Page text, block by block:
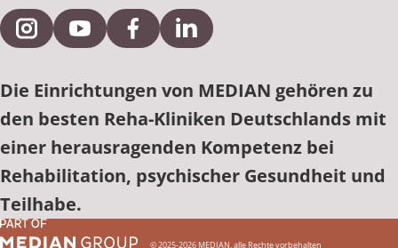
Externe Verlinkung zu Instagram
Externe Verlinkung zu YouTube
Externe Verlinkung zu Facebook
Externe Verlinkung zu
Die Einrichtungen von MEDIAN gehören zu
den besten Reha-Kliniken Deutschlands mit
einer herausragenden Kompetenz bei
Rehabilitation, psychischer Gesundheit und
Teilhabe.
© 2025-2026 MEDIAN, alle Rechte vorbehalten